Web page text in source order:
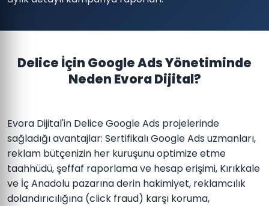
Delice İçin Google Ads Yönetiminde
Neden Evora Dijital?
Evora Dijital'in Delice Google Ads projelerinde
sağladığı avantajlar: Sertifikalı Google Ads uzmanları,
reklam bütçenizin her kuruşunu optimize etme
taahhüdü, şeffaf raporlama ve hesap erişimi, Kırıkkale
ve İç Anadolu pazarına derin hakimiyet, reklamcılık
dolandırıcılığına (click fraud) karşı koruma,